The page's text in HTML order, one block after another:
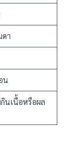
า
น
นเนื้อหรือผล